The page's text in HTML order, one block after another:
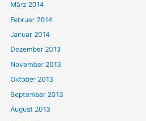
März 2014
Februar 2014
Januar 2014
Dezember 2013
November 2013
Oktober 2013
September 2013
August 2013